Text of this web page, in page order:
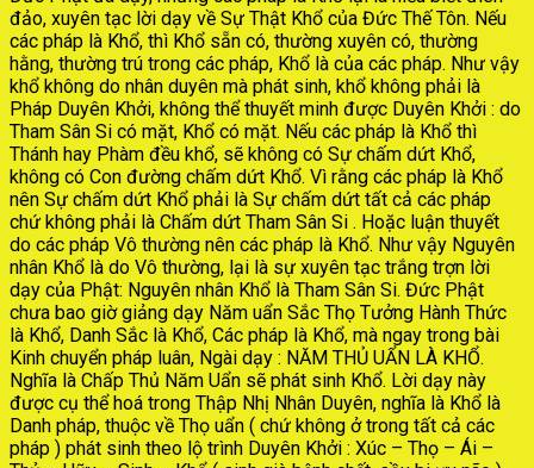
đảo, xuyên tạc lời dạy về Sự Thật Khổ của Đức Thế Tôn. Nếu
các pháp là Khổ, thì Khổ sẵn có, thường xuyên có, thường
hằng, thường trú trong các pháp, Khổ là của các pháp. Như vậy
khổ không do nhân duyên mà phát sinh, khổ không phải là
Pháp Duyên Khởi, không thể thuyết minh được Duyên Khởi : do
Tham Sân Si có mặt, Khổ có mặt. Nếu các pháp là Khổ thì
Thánh hay Phàm đều khổ, sẽ không có Sự chấm dứt Khổ,
không có Con đường chấm dứt Khổ. Vì rằng các pháp là Khổ
nên Sự chấm dứt Khổ phải là Sự chấm dứt tất cả các pháp
chứ không phải là Chấm dứt Tham Sân Si . Hoặc luận thuyết
do các pháp Vô thường nên các pháp là Khổ. Như vậy Nguyên
nhân Khổ là do Vô thường, lại là sự xuyên tạc trắng trợn lời
dạy của Phật: Nguyên nhân Khổ là Tham Sân Si. Đức Phật
chưa bao giờ giảng dạy Năm uẩn Sắc Thọ Tưởng Hành Thức
là Khổ, Danh Sắc là Khổ, Các pháp là Khổ, mà ngay trong bài
Kinh chuyển pháp luân, Ngài dạy : NĂM THỦ UẨN LÀ KHỔ.
Nghĩa là Chấp Thủ Năm Uẩn sẽ phát sinh Khổ. Lời dạy này
được cụ thể hoá trong Thập Nhị Nhân Duyên, nghĩa là Khổ là
Danh pháp, thuộc về Thọ uẩn ( chứ không ở trong tất cả các
pháp ) phát sinh theo lộ trình Duyên Khởi : Xúc – Thọ – Ái –